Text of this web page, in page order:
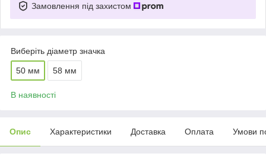
Замовлення під захистом
Виберіть діаметр значка
50 мм 58 мм
В наявності
Опис Характеристики Доставка Оплата Умови